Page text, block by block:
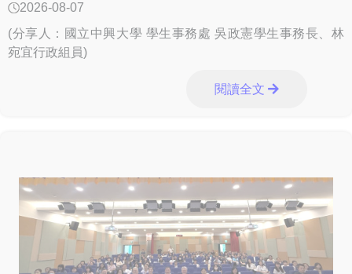
健康。 教育部表示，未來將持續深化與警政等相關機關的
跨部會合作及支援聯繫機制，督導各級學校落實校園反毒宣
導、特定人員清查篩檢、關懷輔導及校園周邊巡查等工作，
制條例》修正完成、法源完備後，將唾液快篩納入學校特定
2026-08-07
(分享人：國立中興大學 學生事務處 吳政憲學生事務長、林
宛宜行政組員)
閱讀全文